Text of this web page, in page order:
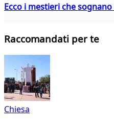
Ecco i mestieri che
Raccomandati per te
Chiesa